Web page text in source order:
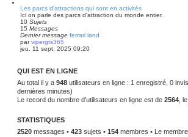
Les parcs d'attractions qui sont en activités
Ici on parle des parcs d'attraction du monde entier.
10 Sujets
15 Messages
Dernier message ferrari land
parvipergts365
jeu. 11 sept. 2025 09:20
QUI EST EN LIGNE
Au total il y a 948 utilisateurs en ligne : 1 enregistré, 0
dernières minutes)
Le record du nombre d’utilisateurs en ligne est de 2564 ,
STATISTIQUES
2520 messages • 423 sujets • 154 membres • Le